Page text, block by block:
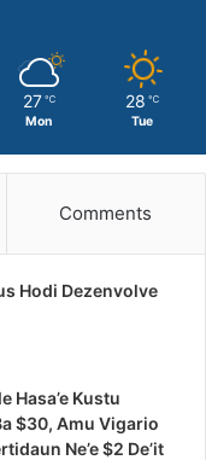
27 ℃
Mon
28 ℃
Tue
Comments
Hodi Dezenvolve
Hasa’e Kustu
$30, Amu Vigario
Ne’e $2 De’it